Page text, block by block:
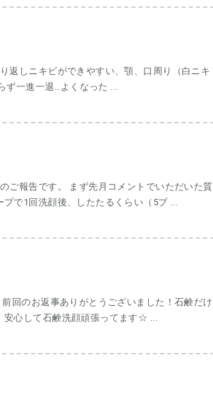
返しニキビができやすい、顎、口周り（白ニキ
ず一進一退…よくなった ...
ご報告です。 まず先月コメントでいただいた質
で1回洗顔後、したたるくらい（5プ ...
回のお返事ありがとうございました！石鹸だけ
安心して石鹸洗顔頑張ってます☆ ...